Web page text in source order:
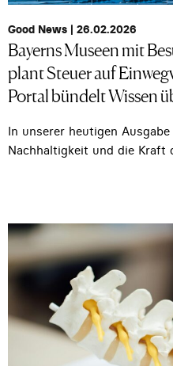
Good News | 26.02.2026
Bayerns Museen mit
plant Steuer auf
Portal bündelt Wissen
In unserer heutigen
Nachhaltigkeit und die Kraft